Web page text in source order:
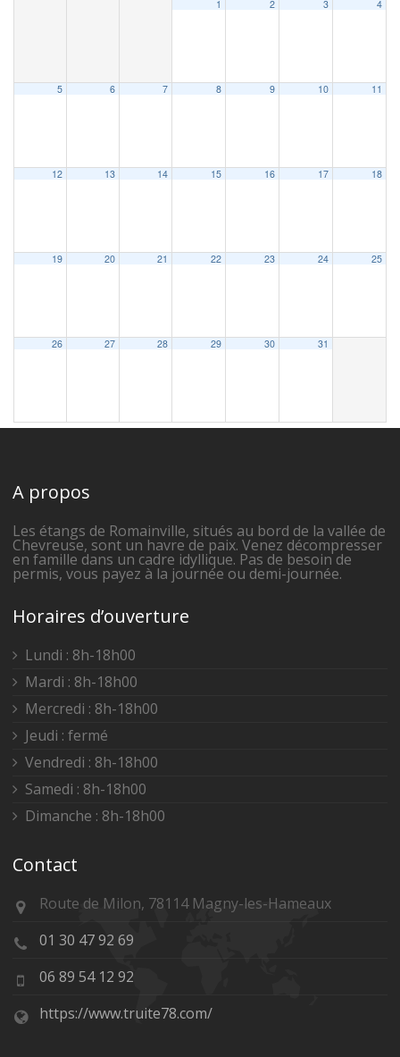
1 2 3 4
5 6 7 8 9 10 11
12 13 14 15 16 17 18
19 20 21 22 23 24 25
26 27 28 29 30 31
A propos
Les étangs de Romainville, situés au bord de la vallée de
Chevreuse, sont un havre de paix. Venez décompresser
en famille dans un cadre idyllique. Pas de besoin de
permis, vous payez à la journée ou demi-journée.
Horaires d’ouverture
Lundi : 8h-18h00
Mardi : 8h-18h00
Mercredi : 8h-18h00
Jeudi : fermé
Vendredi : 8h-18h00
Samedi : 8h-18h00
Dimanche : 8h-18h00
Contact
Route de Milon, 78114 Magny-les-Hameaux
01 30 47 92 69
06 89 54 12 92
https://www.truite78.com/